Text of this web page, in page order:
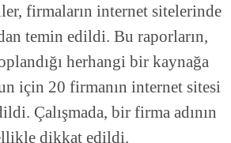
firmaların internet sitelerinde
temin edildi. Bu raporların,
herhangi bir kaynağa
için 20 firmanın internet sitesi
Çalışmada, bir firma adının
dikkat edildi.